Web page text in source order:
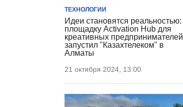
ТЕХНОЛОГИИ
Идеи становятся реальностью:
площадку Activation Hub для
креативных предпринимателей
запустил "Казахтелеком" в
Алматы
21 октября 2024, 13:00